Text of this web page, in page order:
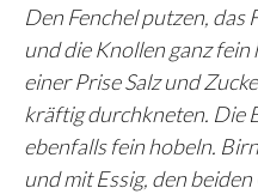
Den Fenchel putzen, das
und die Knollen ganz
einer Prise Salz und
kräftig durchkneten. Die
ebenfalls fein hobeln.
und mit Essig, den